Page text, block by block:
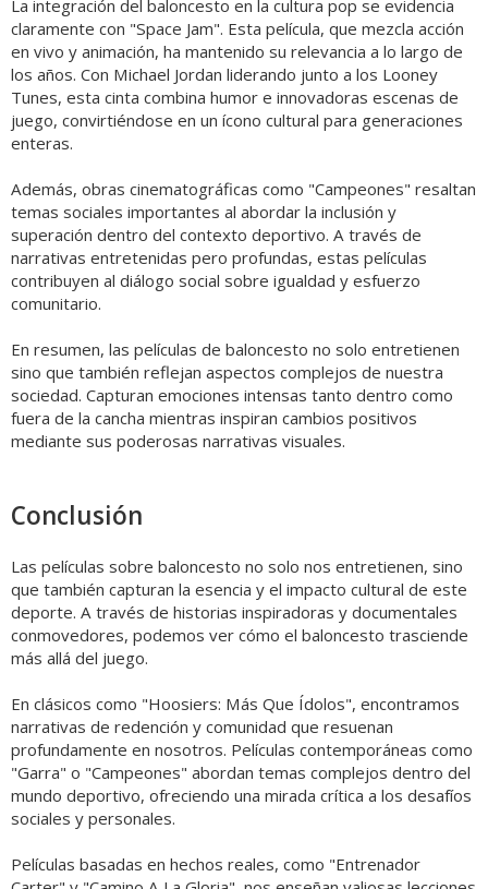
La integración del baloncesto en la cultura pop se evidencia
claramente con "Space Jam". Esta película, que mezcla acción
en vivo y animación, ha mantenido su relevancia a lo largo de
los años. Con Michael Jordan liderando junto a los Looney
Tunes, esta cinta combina humor e innovadoras escenas de
juego, convirtiéndose en un ícono cultural para generaciones
enteras.
Además, obras cinematográficas como "Campeones" resaltan
temas sociales importantes al abordar la inclusión y
superación dentro del contexto deportivo. A través de
narrativas entretenidas pero profundas, estas películas
contribuyen al diálogo social sobre igualdad y esfuerzo
comunitario.
En resumen, las películas de baloncesto no solo entretienen
sino que también reflejan aspectos complejos de nuestra
sociedad. Capturan emociones intensas tanto dentro como
fuera de la cancha mientras inspiran cambios positivos
mediante sus poderosas narrativas visuales.
Conclusión
Las películas sobre baloncesto no solo nos entretienen, sino
que también capturan la esencia y el impacto cultural de este
deporte. A través de historias inspiradoras y documentales
conmovedores, podemos ver cómo el baloncesto trasciende
más allá del juego.
En clásicos como "Hoosiers: Más Que Ídolos", encontramos
narrativas de redención y comunidad que resuenan
profundamente en nosotros. Películas contemporáneas como
"Garra" o "Campeones" abordan temas complejos dentro del
mundo deportivo, ofreciendo una mirada crítica a los desafíos
sociales y personales.
Películas basadas en hechos reales, como "Entrenador